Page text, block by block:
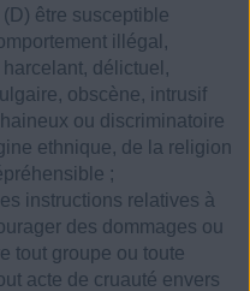
être susceptible
illégal,
délictuel,
obscène, intrusif
ou discriminatoire
ethnique, de la religion
;
instructions relatives à
des dommages ou
tout groupe ou toute
acte de cruauté envers